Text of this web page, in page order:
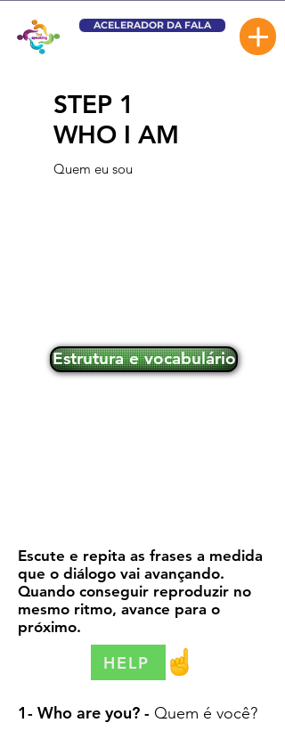
ACELERADOR DA FALA
STEP 1
WHO I AM
Quem eu sou
Estrutura e vocabulário
Escute e repita as frases a medida
que o diálogo vai avançando.
Quando conseguir reproduzir no
mesmo ritmo, avance para o
próximo.
HELP
1- Who are you? - Quem é você?